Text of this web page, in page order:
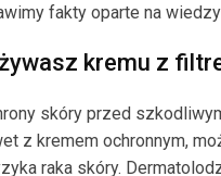
fakty oparte na
kremu z
skóry przed
z kremem ochronnym,
raka skóry.